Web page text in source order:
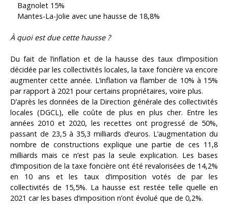
Bagnolet 15%
Mantes-La-Jolie avec une hausse de 18,8%
À quoi est due cette hausse ?
Du fait de l’inflation et de la hausse des taux d’imposition
décidée par les collectivités locales, la taxe foncière va encore
augmenter cette année. L’inflation va flamber de 10% à 15%
par rapport à 2021 pour certains propriétaires, voire plus.
D’après les données de la Direction générale des collectivités
locales (DGCL), elle coûte de plus en plus cher. Entre les
années 2010 et 2020, les recettes ont progressé de 50%,
passant de 23,5 à 35,3 milliards d’euros. L’augmentation du
nombre de constructions explique une partie de ces 11,8
milliards mais ce n’est pas la seule explication. Les bases
d’imposition de la taxe foncière ont été revalorisées de 14,2%
en 10 ans et les taux d’imposition votés de par les
collectivités de 15,5%. La hausse est restée telle quelle en
2021 car les bases d’imposition n’ont évolué que de 0,2%.